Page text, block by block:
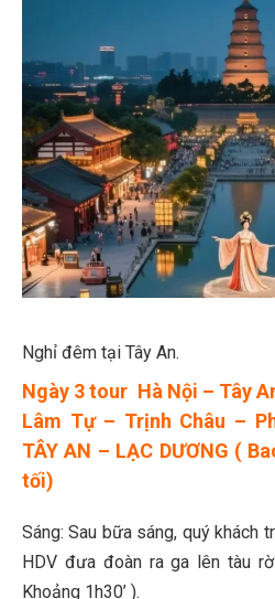
Nghỉ đêm tại Tây An.
Ngày 3 tour Hà Nội – Tây
Lâm Tự – Trịnh Châu –
TÂY AN – LẠC DƯƠNG (
tối)
Sáng: Sau bữa sáng, quý khách
HDV đưa đoàn ra ga lên tàu
Khoảng 1h30’ ).